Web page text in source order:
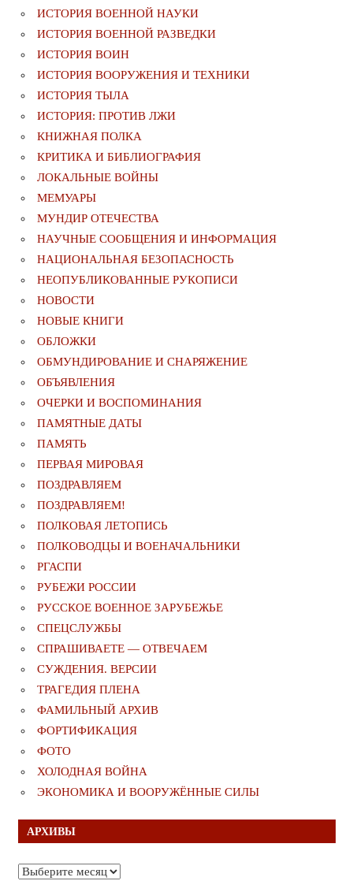
ИСТОРИЯ ВОЕННОЙ НАУКИ
ИСТОРИЯ ВОЕННОЙ РАЗВЕДКИ
ИСТОРИЯ ВОИН
ИСТОРИЯ ВООРУЖЕНИЯ И ТЕХНИКИ
ИСТОРИЯ ТЫЛА
ИСТОРИЯ: ПРОТИВ ЛЖИ
КНИЖНАЯ ПОЛКА
КРИТИКА И БИБЛИОГРАФИЯ
ЛОКАЛЬНЫЕ ВОЙНЫ
МЕМУАРЫ
МУНДИР ОТЕЧЕСТВА
НАУЧНЫЕ СООБЩЕНИЯ И ИНФОРМАЦИЯ
НАЦИОНАЛЬНАЯ БЕЗОПАСНОСТЬ
НЕОПУБЛИКОВАННЫЕ РУКОПИСИ
НОВОСТИ
НОВЫЕ КНИГИ
ОБЛОЖКИ
ОБМУНДИРОВАНИЕ И СНАРЯЖЕНИЕ
ОБЪЯВЛЕНИЯ
ОЧЕРКИ И ВОСПОМИНАНИЯ
ПАМЯТНЫЕ ДАТЫ
ПАМЯТЬ
ПЕРВАЯ МИРОВАЯ
ПОЗДРАВЛЯЕМ
ПОЗДРАВЛЯЕМ!
ПОЛКОВАЯ ЛЕТОПИСЬ
ПОЛКОВОДЦЫ И ВОЕНАЧАЛЬНИКИ
РГАСПИ
РУБЕЖИ РОССИИ
РУССКОЕ ВОЕННОЕ ЗАРУБЕЖЬЕ
СПЕЦСЛУЖБЫ
СПРАШИВАЕТЕ — ОТВЕЧАЕМ
СУЖДЕНИЯ. ВЕРСИИ
ТРАГЕДИЯ ПЛЕНА
ФАМИЛЬНЫЙ АРХИВ
ФОРТИФИКАЦИЯ
ФОТО
ХОЛОДНАЯ ВОЙНА
ЭКОНОМИКА И ВООРУЖЁННЫЕ СИЛЫ
АРХИВЫ
Архивы